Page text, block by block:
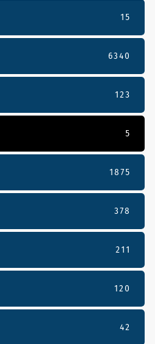
15
6340
123
5
1875
378
211
120
42